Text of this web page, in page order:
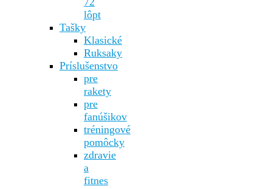
lôpt
Tašky
Klasické
Ruksaky
Príslušenstvo
pre
rakety
pre
fanúšikov
tréningové
pomôcky
zdravie
a
fitnes